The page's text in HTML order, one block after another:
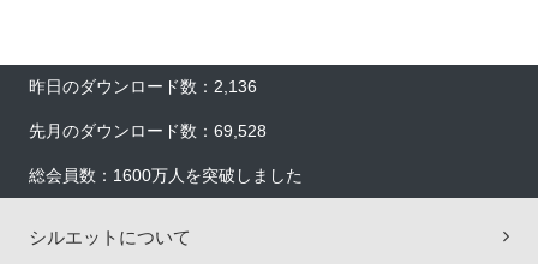
昨日のダウンロード数：2,136
先月のダウンロード数：69,528
総会員数：1600万人を突破しました
シルエットについて